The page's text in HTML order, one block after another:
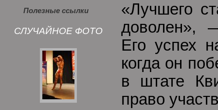
Полезные ссылки
СЛУЧАЙНОЕ ФОТО
«Лучшего
доволен»,
Его успех
когда он
в штате
право